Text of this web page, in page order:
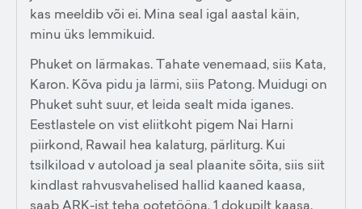
kas meeldib või ei. Mina seal igal aastal käin,
minu üks lemmikuid.
Phuket on lärmakas. Tahate venemaad, siis Kata,
Karon. Kõva pidu ja lärmi, siis Patong. Muidugi on
Phuket suht suur, et leida sealt mida iganes.
Eestlastele on vist eliitkoht pigem Nai Harni
piirkond, Rawail hea kalaturg, pärliturg. Kui
tsilkiload v autoload ja seal plaanite sõita, siis siit
kindlast rahvusvahelised hallid kaaned kaasa,
saab ARK-ist teha ootetööna, 1 dokupilt kaasa.